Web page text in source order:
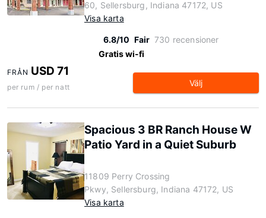
60, Sellersburg, Indiana 47172, US
Visa karta
6.8/10 Fair 730 recensioner
Gratis wi-fi
FRÅN USD 71
per rum / per natt Välj
Spacious 3 BR Ranch House W
Patio Yard in a Quiet Suburb
11809 Perry Crossing
Pkwy, Sellersburg, Indiana 47172, US
Visa karta